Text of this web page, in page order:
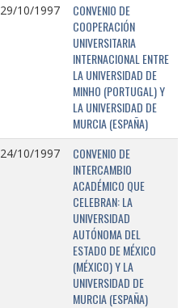
29/10/1997
CONVENIO DE
COOPERACIÓN
UNIVERSITARIA
INTERNACIONAL ENTRE
LA UNIVERSIDAD DE
MINHO (PORTUGAL) Y
LA UNIVERSIDAD DE
MURCIA (ESPAÑA)
24/10/1997
CONVENIO DE
INTERCAMBIO
ACADÉMICO QUE
CELEBRAN: LA
UNIVERSIDAD
AUTÓNOMA DEL
ESTADO DE MÉXICO
(MÉXICO) Y LA
UNIVERSIDAD DE
MURCIA (ESPAÑA)